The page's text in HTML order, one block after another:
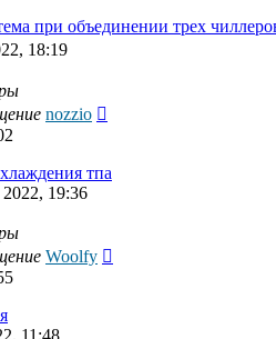
при объединении трех
18:19
nozzio
тпа
2022, 19:36
Woolfy